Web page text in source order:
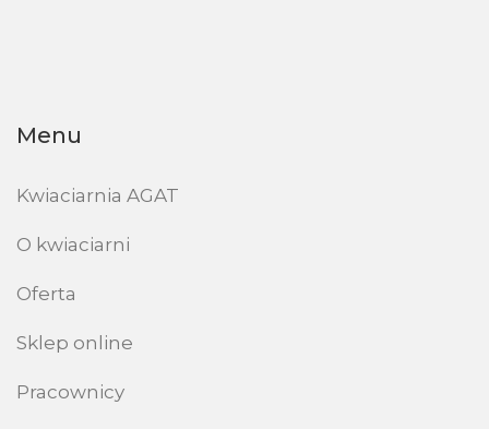
Menu
Kwiaciarnia AGAT
O kwiaciarni
Oferta
Sklep online
Pracownicy